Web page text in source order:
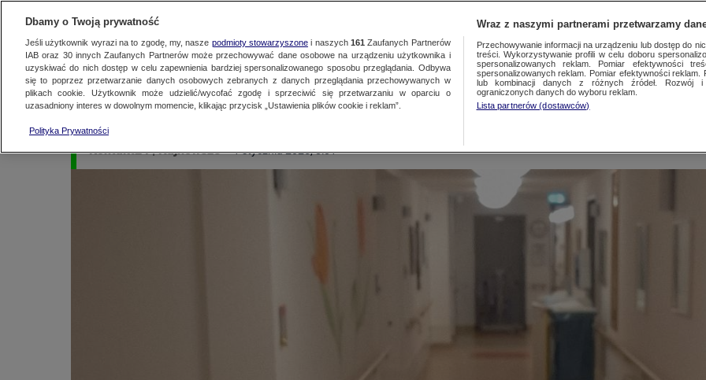
KONTAKT24 GORĄCE TEMATY
MATERIAŁ UŻYTKOWNIKA
Sylwester ....w pracy
Kontakt24|Najnowsze 1 stycznia 2025, 8:01
Dbamy o Twoją prywatność
Jeśli użytkownik wyrazi na to zgodę, my, nasze podmioty stowarzyszonei naszych 161 Zaufanych Partnerów
IAB oraz 30innych Zaufanych Partnerów może przechowywać dane osobowe na urządzeniu użytkownika i
uzyskiwać do nich dostęp w celu zapewnienia bardziej spersonalizowanego sposobu przeglądania. Odbywa
się to poprzez przetwarzanie danych osobowych zebranych z danych przeglądania przechowywanych w
plikach cookie. Użytkownik może udzielić/wycofać zgodę i sprzeciwić się przetwarzaniu w oparciu o
uzasadniony interes w dowolnym momencie, klikając przycisk „Ustawienia plików cookie i reklam”.
Polityka Prywatności
Wraz z naszymi partnerami przetwarzamy
Przechowywanie informacji na urządzeniu lub dostęp do
treści. Wykorzystywanie profili w celu doboru
spersonalizowanych reklam. Pomiar efektywności
spersonalizowanych reklam. Pomiar efektywności
lub kombinacji danych z różnych źródeł. Rozwój i
ograniczonych danych do wyboru reklam.
Lista partnerów (dostawców)